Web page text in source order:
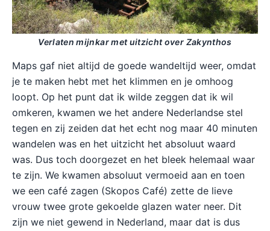
Verlaten mijnkar met uitzicht over Zakynthos
Maps gaf niet altijd de goede wandeltijd weer, omdat
je te maken hebt met het klimmen en je omhoog
loopt. Op het punt dat ik wilde zeggen dat ik wil
omkeren, kwamen we het andere Nederlandse stel
tegen en zij zeiden dat het echt nog maar 40 minuten
wandelen was en het uitzicht het absoluut waard
was. Dus toch doorgezet en het bleek helemaal waar
te zijn. We kwamen absoluut vermoeid aan en toen
we een café zagen (Skopos Café) zette de lieve
vrouw twee grote gekoelde glazen water neer. Dit
zijn we niet gewend in Nederland, maar dat is dus